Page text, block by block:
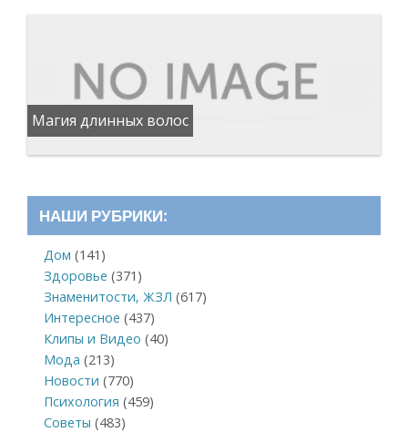
Магия длинных волос
НАШИ РУБРИКИ:
Дом (141)
Здоровье (371)
Знаменитости, ЖЗЛ (617)
Интересное (437)
Клипы и Видео (40)
Мода (213)
Новости (770)
Психология (459)
Советы (483)